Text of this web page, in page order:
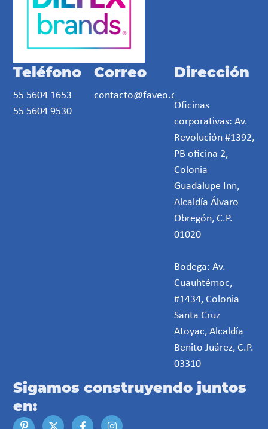
Teléfono
55 5604 1653
55 5604 9530
Correo
contacto@faveo.org.mx
Dirección
Oficinas
corporativas: Av.
Revolución #1392,
PB oficina 2,
Colonia
Guadalupe Inn,
Alcaldía Álvaro
Obregón, C.P.
01020
Bodega: Av.
Cuauhtémoc,
#1434, Colonia
Santa Cruz
Atoyac, Alcaldía
Benito Juárez, C.P.
03310
Sigamos construyendo juntos
en: